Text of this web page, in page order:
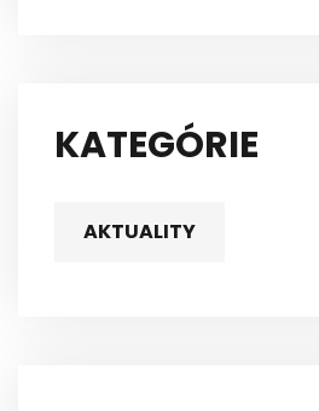
KATEGÓRIE
AKTUALITY